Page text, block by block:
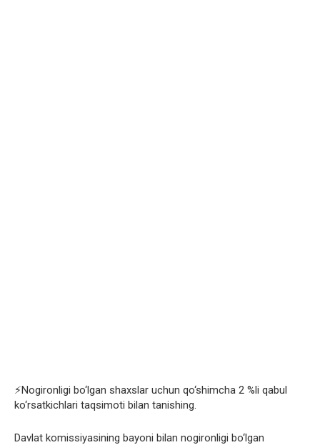
⚡️Nogironligi bo‘lgan shaxslar uchun qo‘shimcha 2 %li qabul
ko‘rsatkichlari taqsimoti bilan tanishing.
Davlat komissiyasining bayoni bilan nogironligi bo‘lgan